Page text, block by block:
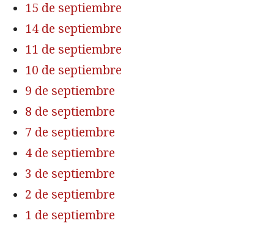
15 de septiembre
14 de septiembre
11 de septiembre
10 de septiembre
9 de septiembre
8 de septiembre
7 de septiembre
4 de septiembre
3 de septiembre
2 de septiembre
1 de septiembre